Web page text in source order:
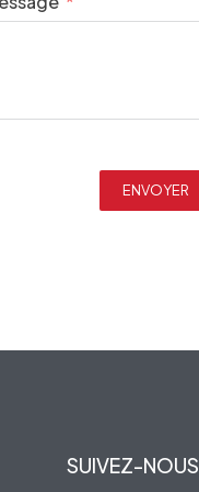
ENVOYER
SUIVEZ-NOUS